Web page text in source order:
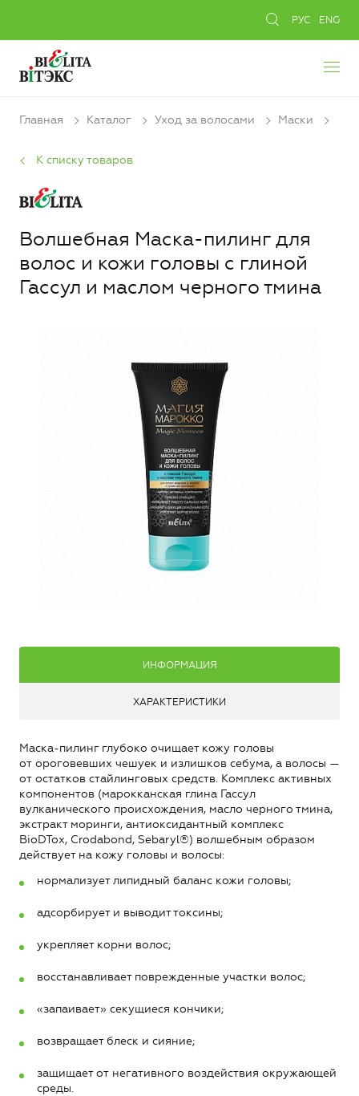
РУС ENG
Главная Каталог Уход за волосами Маски
К списку товаров
Волшебная Маска-пилинг для
волос и кожи головы с глиной
Гассул и маслом черного тмина
ИНФОРМАЦИЯ
ХАРАКТЕРИСТИКИ
Маска-пилинг глубоко очищает кожу головы
от ороговевших чешуек и излишков себума, а волосы —
от остатков стайлинговых средств. Комплекс активных
компонентов (марокканская глина Гассул
вулканического происхождения, масло черного тмина,
экстракт моринги, антиоксидантный комплекс
BioDTox, Crodabond, Sebaryl®) волшебным образом
действует на кожу головы и волосы:
нормализует липидный баланс кожи головы;
адсорбирует и выводит токсины;
укрепляет корни волос;
восстанавливает поврежденные участки волос;
«запаивает» секущиеся кончики;
возвращает блеск и сияние;
защищает от негативного воздействия окружающей
среды.